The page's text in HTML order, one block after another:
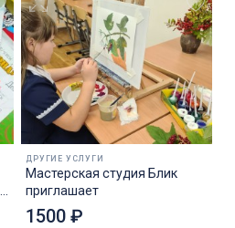
ДРУГИЕ УСЛУГИ
Мастерская студия Блик
приглашает
1500 ₽